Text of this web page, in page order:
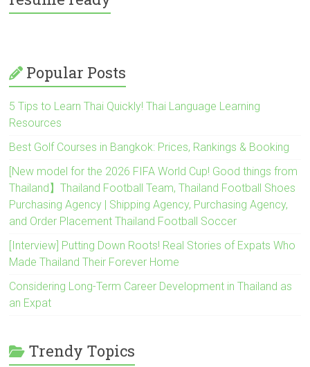
Popular Posts
5 Tips to Learn Thai Quickly! Thai Language Learning
Resources
Best Golf Courses in Bangkok: Prices, Rankings & Booking
[New model for the 2026 FIFA World Cup! Good things from
Thailand】Thailand Football Team, Thailand Football Shoes
Purchasing Agency | Shipping Agency, Purchasing Agency,
and Order Placement Thailand Football Soccer
[Interview] Putting Down Roots! Real Stories of Expats Who
Made Thailand Their Forever Home
Considering Long-Term Career Development in Thailand as
an Expat
Trendy Topics